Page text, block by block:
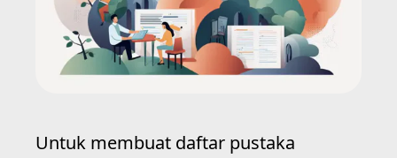
Untuk membuat daftar pustaka